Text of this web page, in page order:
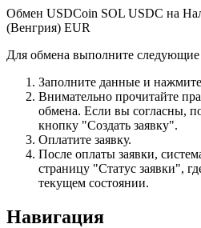
Обмен USDCoin SOL USDC на
(Венгрия) EUR
Для обмена выполните следующие
Заполните данные и
Внимательно прочитайте
обмена. Если вы согласны,
кнопку "Создать заявку".
Оплатите заявку.
После оплаты заявки,
страницу "Статус заявки",
текущем состоянии.
Навигация